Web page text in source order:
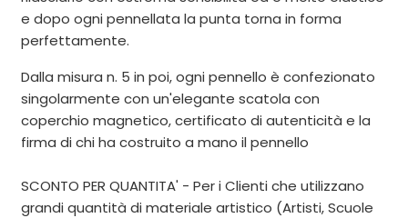
e dopo ogni pennellata la punta torna in forma
perfettamente.
Dalla misura n. 5 in poi, ogni pennello è confezionato
singolarmente con un'elegante scatola con
coperchio magnetico, certificato di autenticità e la
firma di chi ha costruito a mano il pennello
SCONTO PER QUANTITA' - Per i Clienti che utilizzano
grandi quantità di materiale artistico (Artisti, Scuole